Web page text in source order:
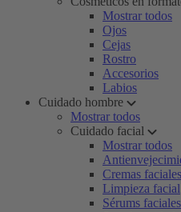
Mostrar todos
Ojos
Cejas
Rostro
Accesorios
Labios
Cuidado hombre
Mostrar todos
Cuidado facial
Mostrar todos
Cremas faciales
Limpieza facial
Sérums faciales